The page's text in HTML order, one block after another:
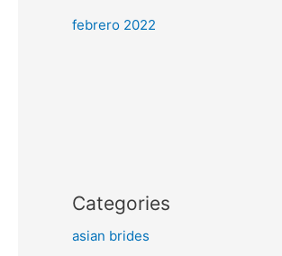
febrero 2022
Categories
asian brides